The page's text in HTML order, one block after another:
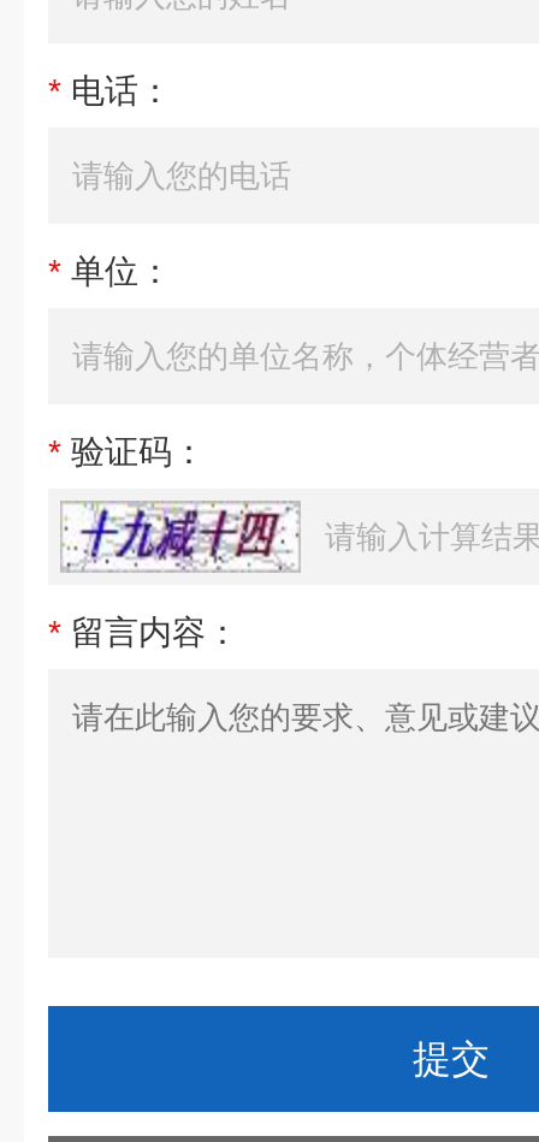
* 电话：
* 单位：
* 验证码：
* 留言内容：